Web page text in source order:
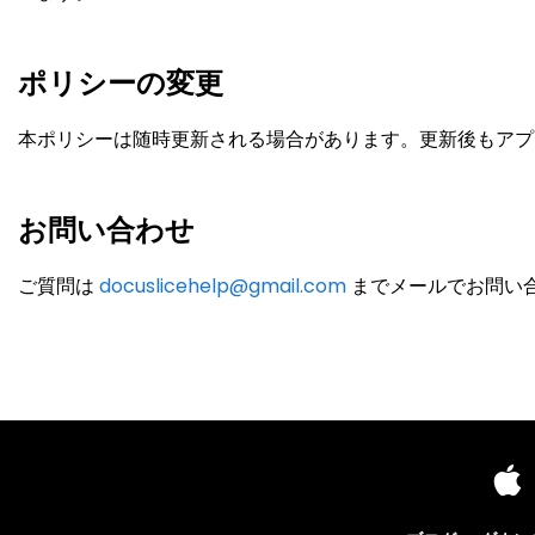
ポリシーの変更
本ポリシーは随時更新される場合があります。更新後もア
お問い合わせ
ご質問は docuslicehelp@gmail.com までメールでお問い